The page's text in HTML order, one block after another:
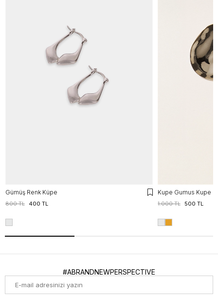
Gümüş Renk Küpe
400 TL
800 TL
Kupe Gumus Kupe
500 TL
1.000 TL
#ABRANDNEWPERSPECTIVE